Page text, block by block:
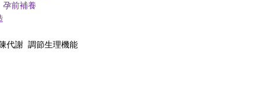
孕前補養
代謝 調節生理機能